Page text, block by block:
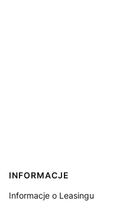
INFORMACJE
Informacje o Leasingu